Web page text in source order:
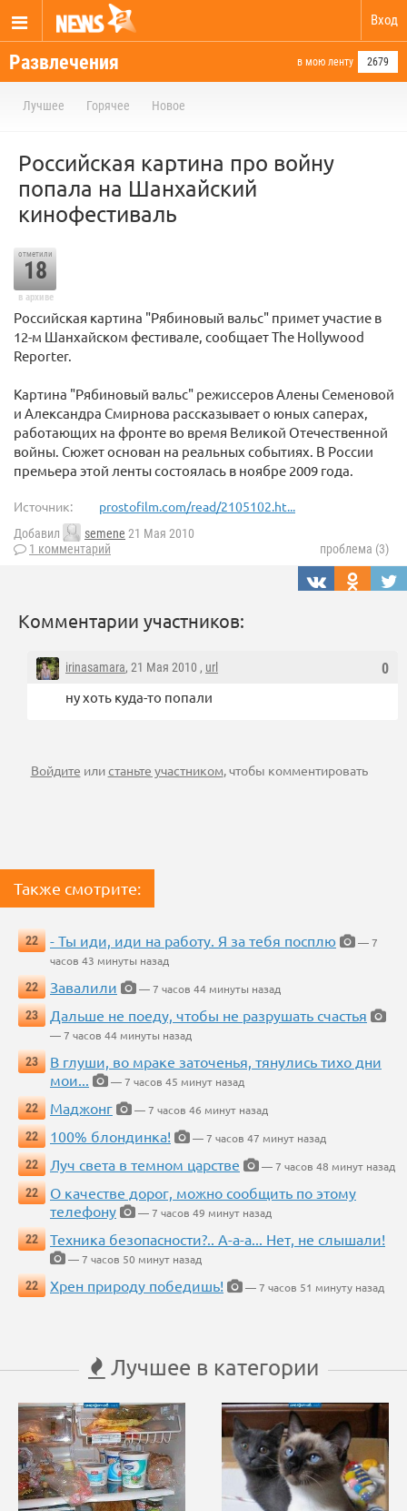
Вход
Развлечения в мою ленту 2679
Лучшее Горячее Новое
Российская картина про войну
попала на Шанхайский
кинофестиваль
отметили
18
в архиве
Российская картина "Рябиновый вальс" примет участие в
12-м Шанхайском фестивале, сообщает The Hollywood
Reporter.
Картина "Рябиновый вальс" режиссеров Алены Семеновой
и Александра Смирнова рассказывает о юных саперах,
работающих на фронте во время Великой Отечественной
войны. Сюжет основан на реальных событиях. В России
премьера этой ленты состоялась в ноябре 2009 года.
Источник: prostofilm.com/read/2105102.ht...
Добавил semene 21 Мая 2010
1 комментарий
проблема (3)
Комментарии участников:
0
irinasamara, 21 Мая 2010 , url
ну хоть куда-то попали
Войдите илистаньте участником, чтобы комментировать
Также смотрите:
22 - Ты иди, иди на работу. Я за тебя посплю
— 7
часов 43 минуты назад
22
Завалили
— 7 часов 44 минуты назад
23
Дальше не поеду, чтобы не разрушать счастья
— 7 часов 44 минуты назад
23
В глуши, во мраке заточенья, тянулись тихо дни
мои...
— 7 часов 45 минут назад
22
Маджонг
— 7 часов 46 минут назад
22
100% блондинка!
— 7 часов 47 минут назад
22
Луч света в темном царстве
— 7 часов 48 минут назад
22
О качестве дорог, можно сообщить по этому
телефону
— 7 часов 49 минут назад
22
Техника безопасности?.. А-а-а... Нет, не слышали!
— 7 часов 50 минут назад
22
Хрен природу победишь! — 7 часов 51 минуту назад
Лучшее в категории